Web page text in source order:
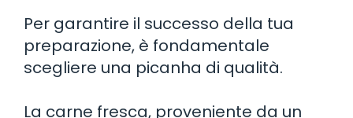
Per garantire il successo della tua
preparazione, è fondamentale
scegliere una picanha di qualità.
La carne fresca, proveniente da un